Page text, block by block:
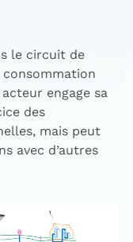
le circuit de
engage sa
des
mais peut
avec d’autres